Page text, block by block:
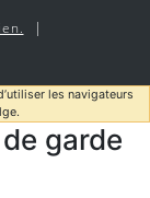
|
les navigateurs
garde